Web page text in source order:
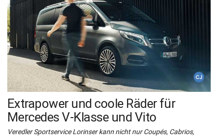
Extrapower und coole Räder für
Mercedes V-Klasse und Vito
Veredler Sportservice Lorinser kann nicht nur Coupés, Cabrios,